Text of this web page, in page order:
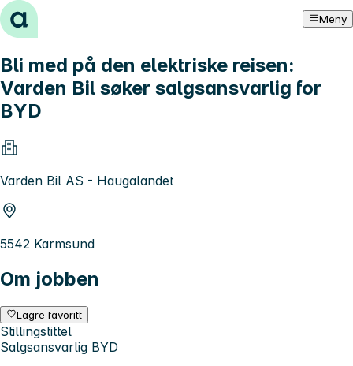
Hopp til innhold Meny
Bli med på den elektriske reisen:
Varden Bil søker salgsansvarlig for
BYD
Varden Bil AS - Haugalandet
5542 Karmsund
Om jobben
Lagre favoritt
Stillingstittel
Salgsansvarlig BYD